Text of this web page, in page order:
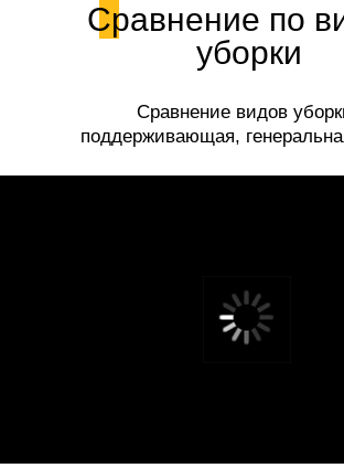
Сравнение по
уборки
Сравнение видов
поддерживающая,